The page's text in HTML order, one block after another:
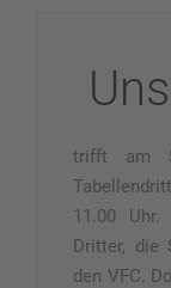
trifft am
11.00
Dritter, die
den VFC.